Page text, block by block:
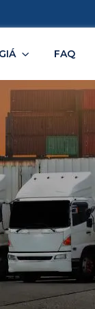
TPHCM
Tây Ninh
FAQ